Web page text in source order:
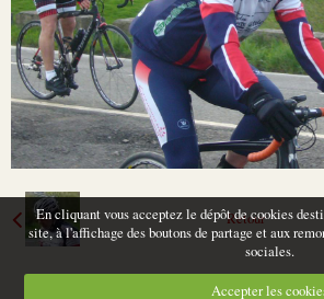
Retour
En cliquant vous acceptez le dépôt de cookies
site, à l'affichage des boutons de partage et aux
sociales.
Accepter les